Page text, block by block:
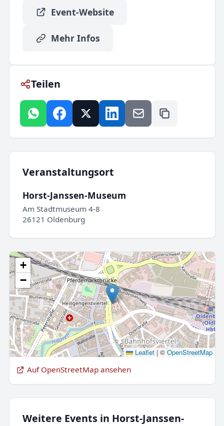
Event-Website
Mehr Infos
Teilen
Veranstaltungsort
Horst-Janssen-Museum
Am Stadtmuseum 4-8
26121 Oldenburg
+
−
Leaflet |©OpenStreetMap
Auf OpenStreetMap ansehen
Weitere Events in Horst-Janssen-